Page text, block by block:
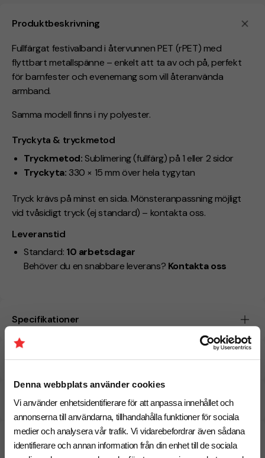
Denna webbplats använder cookies
Vi använder enhetsidentifierare för att anpassa innehållet och
annonserna till användarna, tillhandahålla funktioner för sociala
medier och analysera vår trafik. Vi vidarebefordrar även sådana
identifierare och annan information från din enhet till de sociala
Produktbeskrivning
Fullfärgat festivalband i återvunnen PET (rPET) med
flyttbart metallspänne – enkelt att ta av och på, perfekt
för barnfester och evenemang som vill återanvända
armband.
Samma modell finns i ny polyester.
Tryckyta & tryckmetod
Tryckmetod: Sublimering (fullfärg) på 1 eller 2 sidor
Tryckyta: 330 × 15 mm över hela tygytan
Tryck krävs på minst en sida. Mönsteranpassning möjligt
vid tvåsidigt tryck (ej standard) – kontakta oss.
Leveranstid
Standard: 10 arbetsdagar
Behöver du en snabbare leverans? Kontakta oss
Specifikationer
Tryckmetoder
Pristabell
CO₂e -avtryck